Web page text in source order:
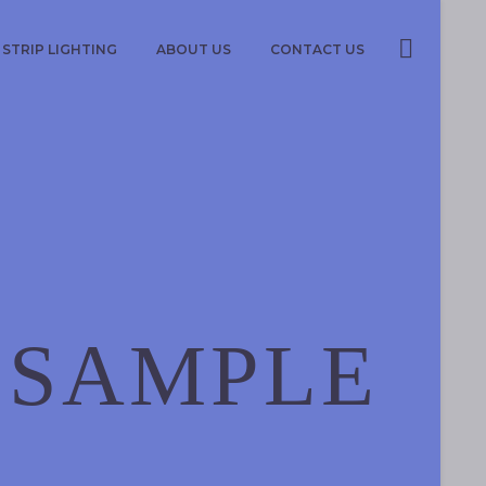
STRIP LIGHTING ABOUT US CONTACT US